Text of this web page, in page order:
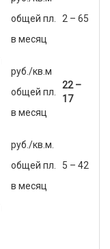
общей пл.
в месяц
2 – 65
руб./кв.м
общей пл.
в месяц
22 –
17
руб./кв.м.
общей пл.
в месяц
5 – 42